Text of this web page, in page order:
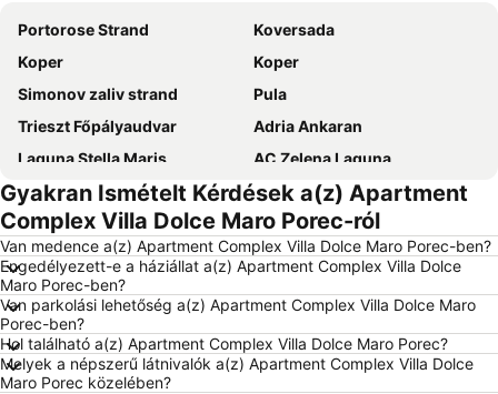
Portorose Strand
Koversada
Koper
Koper
Simonov zaliv strand
Pula
Trieszt Főpályaudvar
Adria Ankaran
Laguna Stella Maris
AC Zelena Laguna
Polari
Katoro
Pula Hajókikötő
Bijela Uvala
Marina Portorož
Lanterna
Istrian Riviera
Poreč 24 hours
Krka Strunjan
FKK Ulika
Avditorij Portorož
Gyakran Ismételt Kérdések a(z) Apartment
Complex Villa Dolce Maro Porec-ról
Van medence a(z) Apartment Complex Villa Dolce Maro Porec-ben?
Engedélyezett-e a háziállat a(z) Apartment Complex Villa Dolce
Maro Porec-ben?
Van parkolási lehetőség a(z) Apartment Complex Villa Dolce Maro
Porec-ben?
Hol található a(z) Apartment Complex Villa Dolce Maro Porec?
Melyek a népszerű látnivalók a(z) Apartment Complex Villa Dolce
Maro Porec közelében?